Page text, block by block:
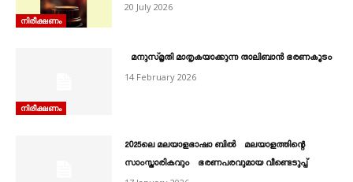
നിരീക്ഷണം
20 July 2026
നിരീക്ഷണം
മനുസ്മൃതി മാതൃകയാക്കുന്ന താലിബാന്‍ ഭരണകൂടം
14 February 2026
2025ലെ മലയാളഭാഷാ ബിൽ മലയാളത്തിന്റെ
സാംസ്കാരികവും ഭരണപരവുമായ വീണ്ടെടുപ്പ്